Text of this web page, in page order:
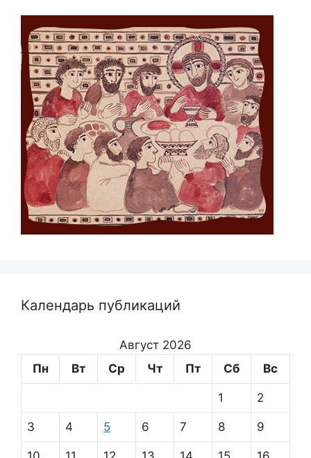
Календарь публикаций
Август 2026
Пн
Вт Ср Чт Пт Сб Вс
1 2
3 4 5 6 7 8 9